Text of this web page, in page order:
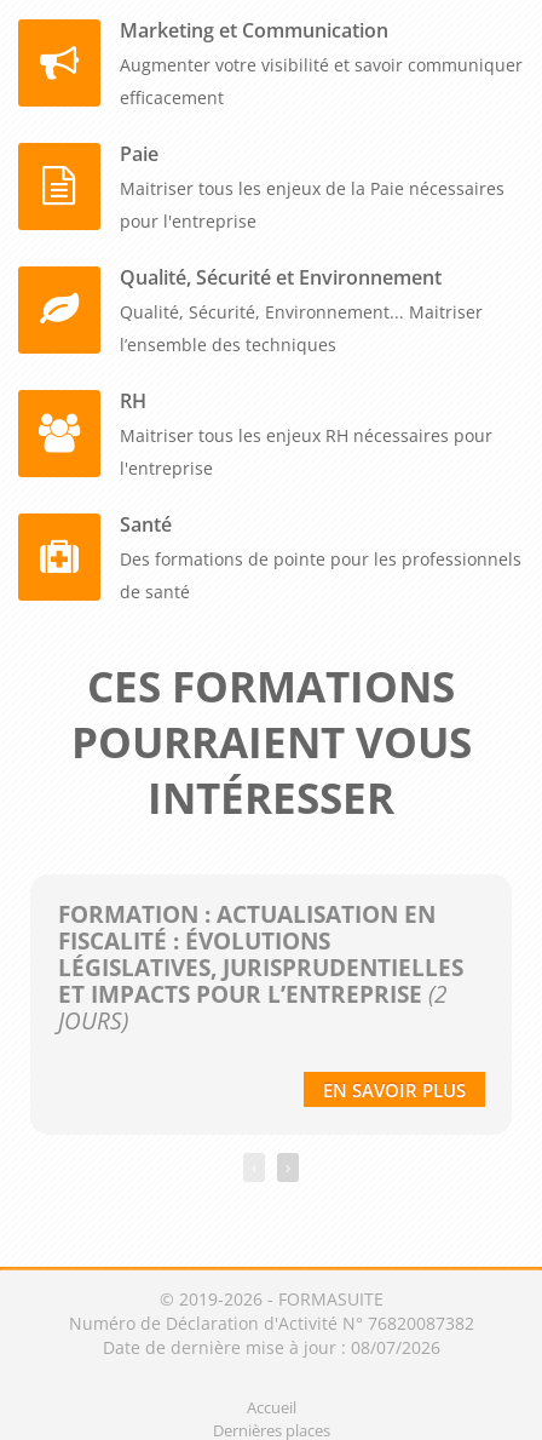
Marketing et Communication
Augmenter votre visibilité et savoir communiquer
efficacement
Paie
Maitriser tous les enjeux de la Paie nécessaires
pour l'entreprise
Qualité, Sécurité et Environnement
Qualité, Sécurité, Environnement... Maitriser
l’ensemble des techniques
RH
Maitriser tous les enjeux RH nécessaires pour
l'entreprise
Santé
Des formations de pointe pour les professionnels
de santé
CES FORMATIONS
POURRAIENT VOUS
INTÉRESSER
FORMATION : ACTUALISATION EN
FISCALITÉ : ÉVOLUTIONS
LÉGISLATIVES, JURISPRUDENTIELLES
ET IMPACTS POUR L’ENTREPRISE (2
JOURS)
EN SAVOIR PLUS
›
© 2019-2026 - FORMASUITE
Numéro de Déclaration d'Activité N° 76820087382
Date de dernière mise à jour : 08/07/2026
Accueil
Dernières places